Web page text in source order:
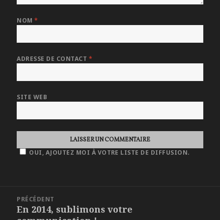
NOM*
ADRESSE DE CONTACT *
SITE WEB
OUI, AJOUTEZ MOI À VOTRE LISTE DE DIFFUSION.
PRÉCÉDENT
Article
En 2014, sublimons votre